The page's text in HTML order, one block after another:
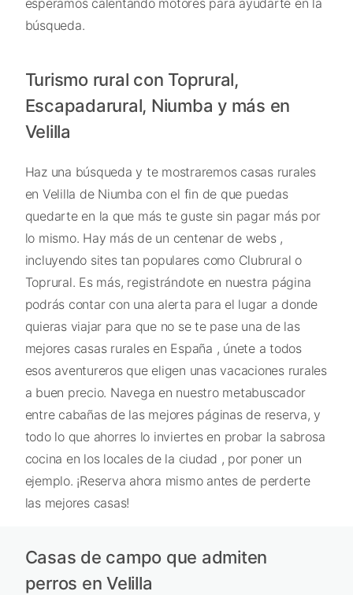
búsqueda.
Turismo rural con Toprural,
Escapadarural, Niumba y más en
Velilla
Haz una búsqueda y te mostraremos casas rurales
en Velilla de Niumba con el fin de que puedas
quedarte en la que más te guste sin pagar más por
lo mismo. Hay más de un centenar de webs ,
incluyendo sites tan populares como Clubrural o
Toprural. Es más, registrándote en nuestra página
podrás contar con una alerta para el lugar a donde
quieras viajar para que no se te pase una de las
mejores casas rurales en España , únete a todos
esos aventureros que eligen unas vacaciones rurales
a buen precio. Navega en nuestro metabuscador
entre cabañas de las mejores páginas de reserva, y
todo lo que ahorres lo inviertes en probar la sabrosa
cocina en los locales de la ciudad , por poner un
ejemplo. ¡Reserva ahora mismo antes de perderte
las mejores casas!
Casas de campo que admiten
perros en Velilla